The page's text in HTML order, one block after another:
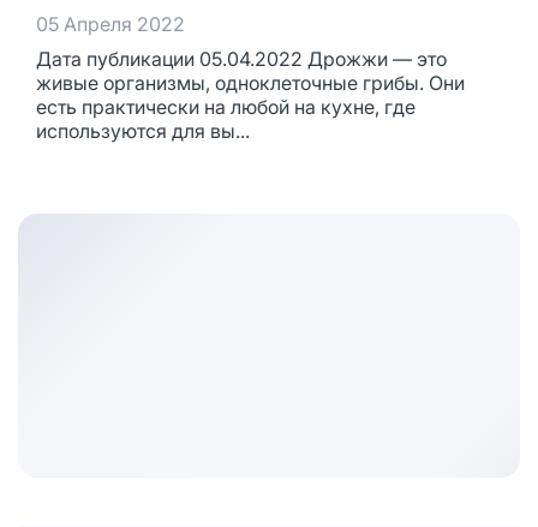
05 Апреля 2022
Дата публикации 05.04.2022 Дрожжи — это
живые организмы, одноклеточные грибы. Они
есть практически на любой на кухне, где
используются для вы...